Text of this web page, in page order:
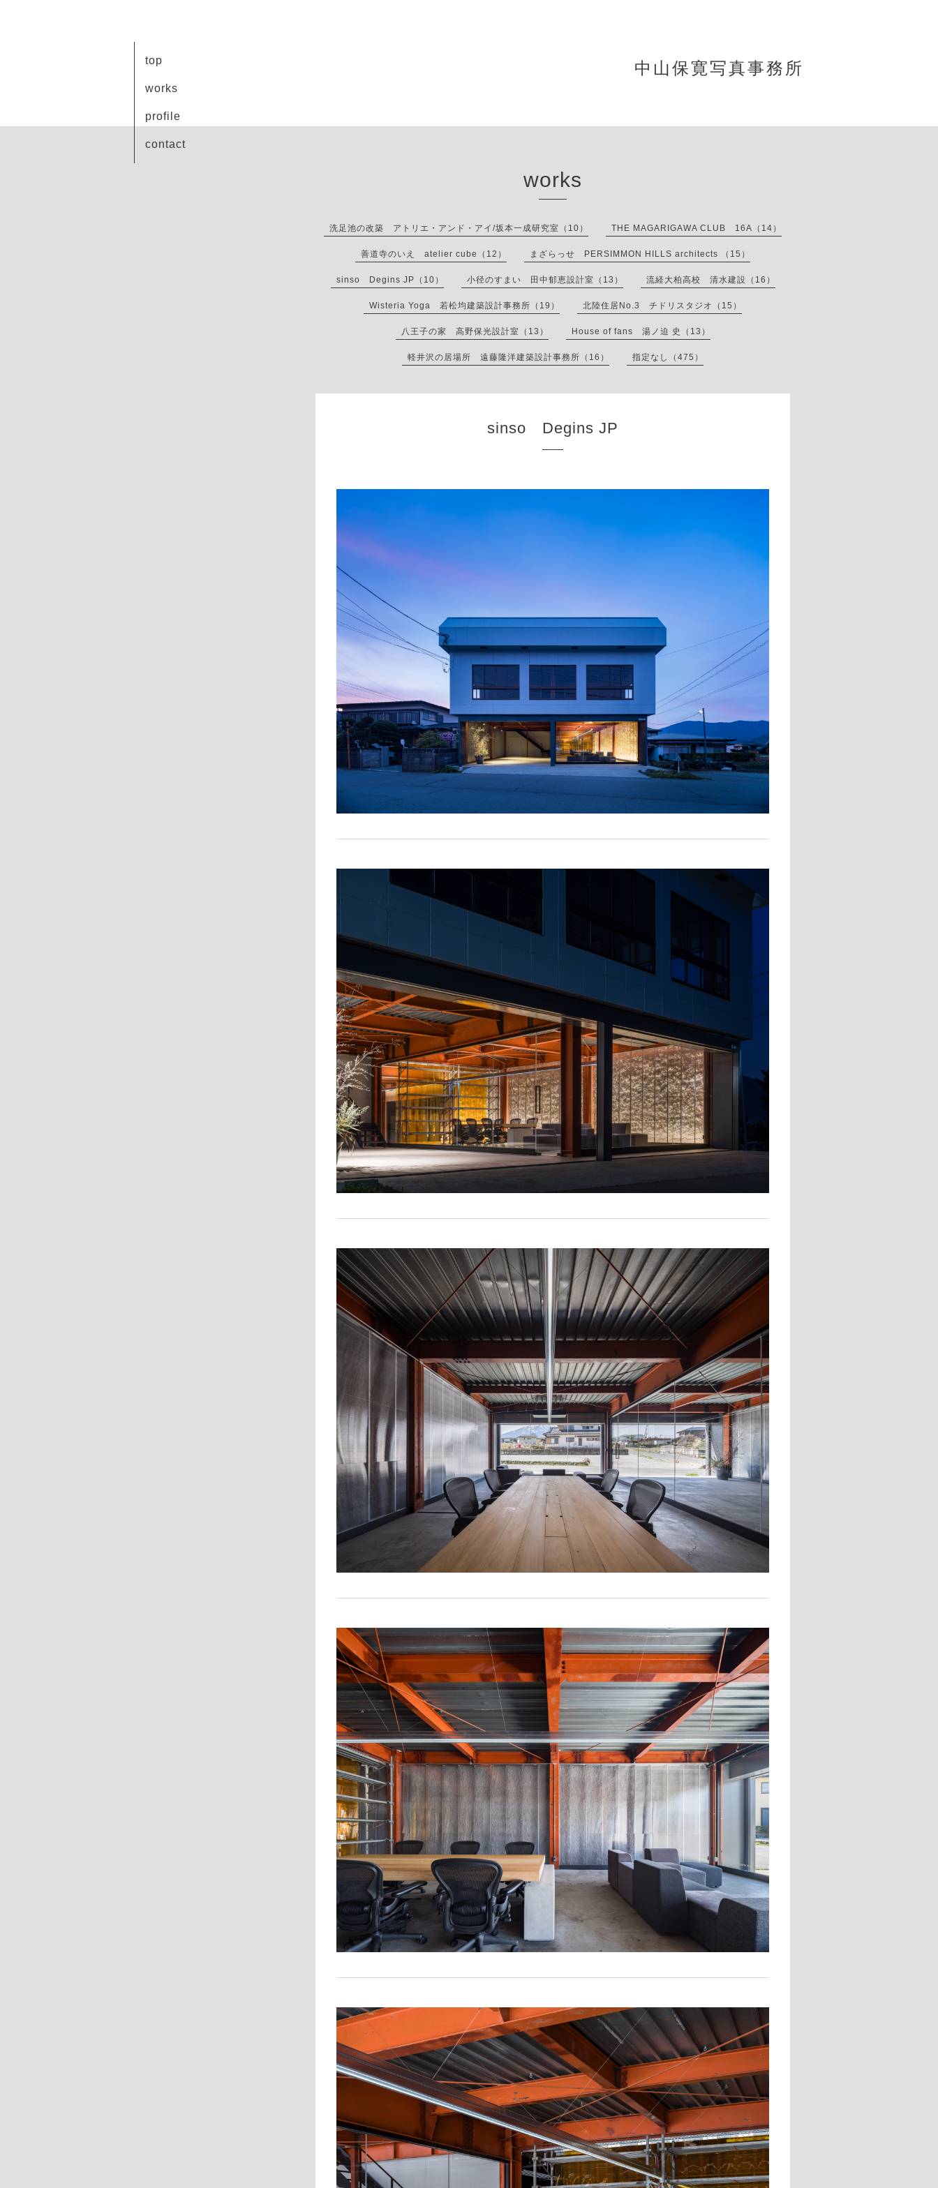
中山保寛写真事務所
top
works
profile
contact
works
洗足池の改築 アトリエ・アンド・アイ/坂本一成研究室（10） THE MAGARIGAWA CLUB 16A（14）
善道寺のいえ atelier cube（12） まざらっせ PERSIMMON HILLS architects （15）
sinso Degins JP（10） 小径のすまい 田中郁恵設計室（13） 流経大柏高校 清水建設（16）
Wisteria Yoga 若松均建築設計事務所（19） 北陸住居No.3 チドリスタジオ（15）
八王子の家 高野保光設計室（13） House of fans 湯ノ迫 史（13）
軽井沢の居場所 遠藤隆洋建築設計事務所（16） 指定なし（475）
sinso Degins JP